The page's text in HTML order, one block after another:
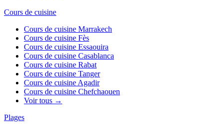
Cours de cuisine
Cours de cuisine Marrakech
Cours de cuisine Fès
Cours de cuisine Essaouira
Cours de cuisine Casablanca
Cours de cuisine Rabat
Cours de cuisine Tanger
Cours de cuisine Agadir
Cours de cuisine Chefchaouen
Voir tous →
Plages